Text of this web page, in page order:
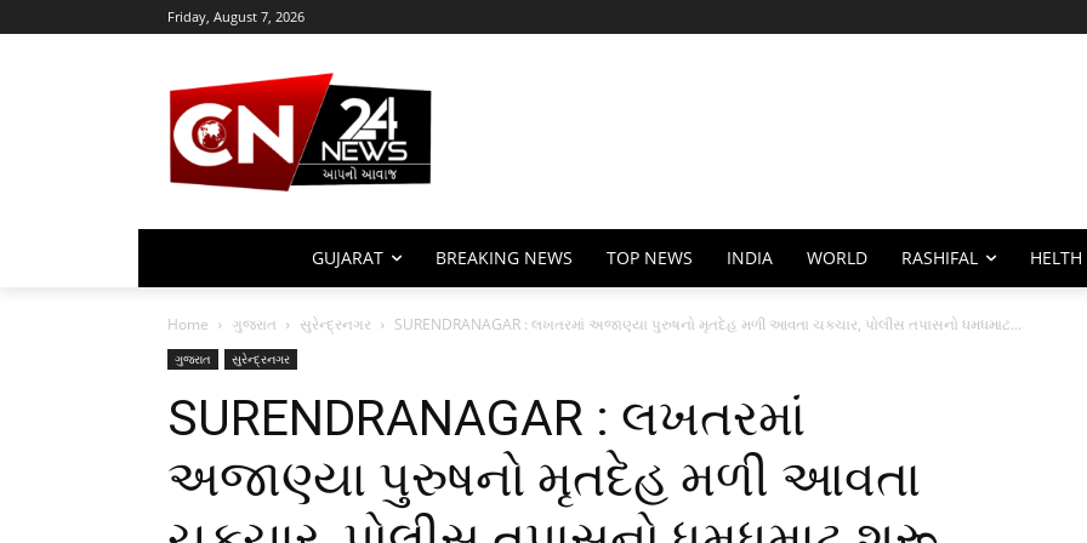
Friday, August 7, 2026
GUJARAT BREAKING NEWS TOP NEWS INDIA WORLD RASHIFAL HELTH
Home ગુજરાત સુરેન્દ્રનગર SURENDRANAGAR : લખતરમાં અજાણ્યા પુરુષનો મૃતદેહ મળી આવતા ચકચાર, પોલીસ તપાસનો ધમધમાટ...
ગુજરાત સુરેન્દ્રનગર
SURENDRANAGAR : લખતરમાં
અજાણ્યા પુરુષનો મૃતદેહ મળી આવતા